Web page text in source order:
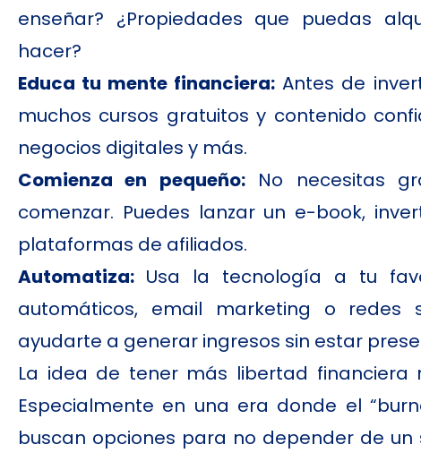
enseñar? ¿Propiedades que puedas
hacer?
Educa tu mente financiera: Antes de
muchos cursos gratuitos y contenido
negocios digitales y más.
Comienza en pequeño:No necesitas
comenzar. Puedes lanzar un e-book,
plataformas de afiliados.
Automatiza: Usa la tecnología a tu
automáticos, email marketing o redes
ayudarte a generar ingresos sin estar
La idea de tener más libertad financiera
Especialmente en una era donde el
buscan opciones para no depender de un